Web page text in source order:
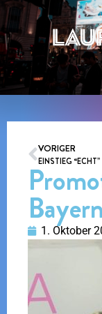
VORIGER
1. Oktober